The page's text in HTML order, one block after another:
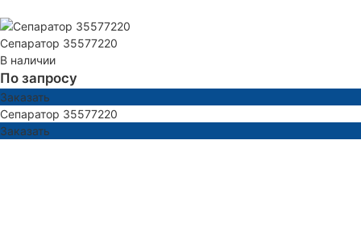
Сепаратор 35577220
В наличии
По запросу
Заказать
Сепаратор 35577220
Заказать